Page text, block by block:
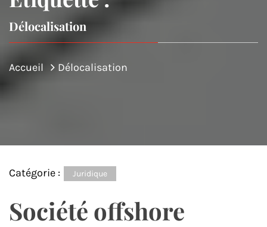
Délocalisation
Accueil Délocalisation
Catégorie : Juridique
Société offshore